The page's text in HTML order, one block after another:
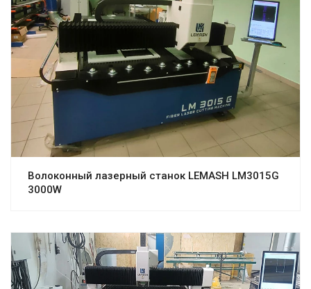
Волоконный лазерный станок LEMASH LM3015G
3000W